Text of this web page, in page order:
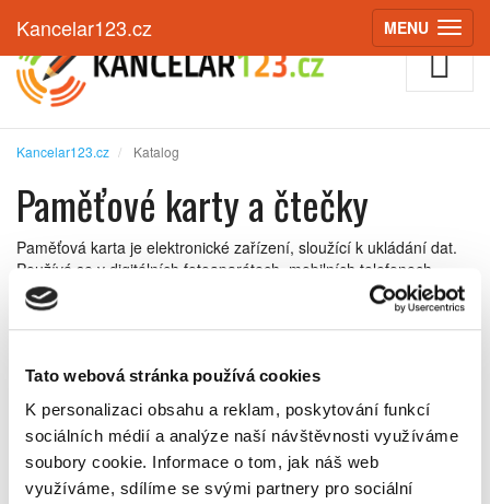
Tato webová stránka používá cookies
K personalizaci obsahu a reklam, poskytování funkcí
sociálních médií a analýze naší návštěvnosti využíváme
soubory cookie. Informace o tom, jak náš web
využíváme, sdílíme se svými partnery pro sociální
Kancelar123.cz Katalog
Paměťové karty a čtečky
Paměťová karta je elektronické zařízení, sloužící k ukládání dat.
Používá se v digitálních fotoaparátech, mobilních telefonech,
přehrávačích, a jiných elektronických zařízeních. Je to malé,
kompaktní zařízení s relativně vysokou kapacitou, je odolné vůči
magnetickým a elektrickým polím.
Řadit podle:
MENU
Kancelar123.cz